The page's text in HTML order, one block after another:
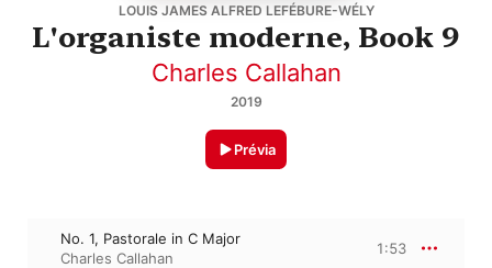
LOUIS JAMES ALFRED LEFÉBURE-WÉLY
L'organiste moderne, Book 9
Charles Callahan
2019
Prévia
No. 1, Pastorale in C Major
Charles Callahan
1:53